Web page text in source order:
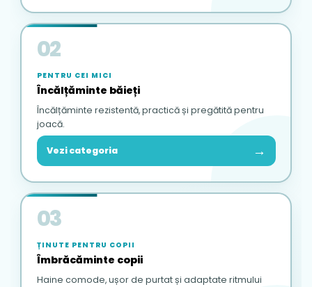
02
PENTRU CEI MICI
Încălțăminte băieți
Încălțăminte rezistentă, practică și pregătită pentru
joacă.
Vezi categoria →
03
ȚINUTE PENTRU COPII
Îmbrăcăminte copii
Haine comode, ușor de purtat și adaptate ritmului